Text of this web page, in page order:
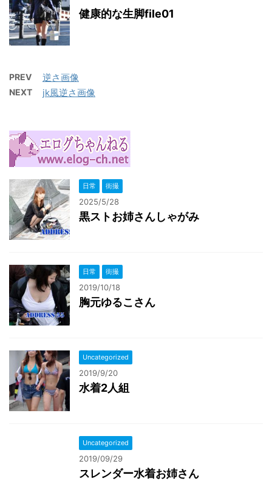
健康的な生脚file01
PREV 逆さ画像
NEXT jk風逆さ画像
日常 街撮
2025/5/28
黒ストお姉さんしゃがみ
日常 街撮
2019/10/18
胸元ゆるこさん
Uncategorized
2019/9/20
水着2人組
Uncategorized
2019/09/29
スレンダー水着お姉さん